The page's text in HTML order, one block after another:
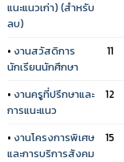
แนะแนวเก่า) (สำหรับ
ลบ)
• งานสวัสดิการ
นักเรียนนักศึกษา
11
• งานครูที่ปรึกษาและ
การแนะแนว
12
• งานโครงการพิเศษ
และการบริการสังคม
15